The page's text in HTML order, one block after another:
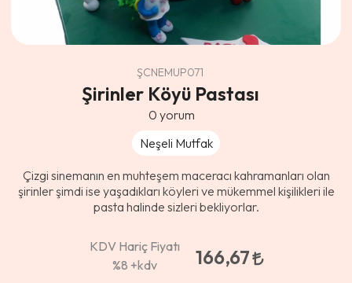
ŞCNEMUP071
Şirinler Köyü Pastası
0 yorum
Neşeli Mutfak
Çizgi sinemanın en muhteşem maceracı kahramanları olan
şirinler şimdi ise yaşadıkları köyleri ve mükemmel kişilikleri ile
pasta halinde sizleri bekliyorlar.
KDV Hariç Fiyatı
%8 +kdv
166,67